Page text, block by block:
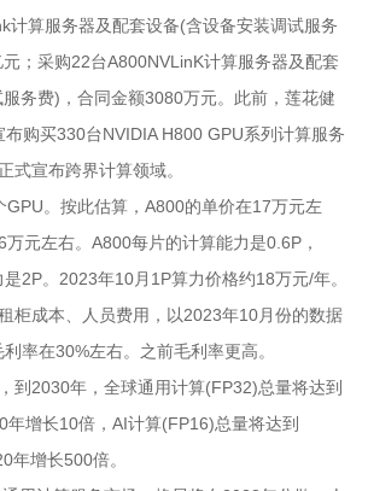
计算服务器及配套设备(含设备安装调试服务
；采购22台A800NVLinK计算服务器及配套
务费)，合同金额3080万元。此前，莲花健
购买330台NVIDIA H800 GPU系列计算服务
式宣布跨界计算领域。
GPU。按此估算，A800的单价在17万元左
元左右。A800每片的计算能力是0.6P，
2P。2023年10月1P算力价格约18万元/年。
柜成本、人员费用，以2023年10月份的数据
率在30%左右。之前毛利率更高。
到2030年，全球通用计算(FP32)总量将达到
增长10倍，AI计算(FP16)总量将达到
年增长500倍。